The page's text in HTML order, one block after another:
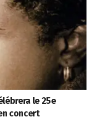
le 25e
concert